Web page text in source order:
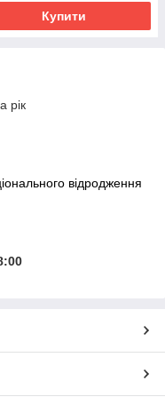
Купити
рік
відродження